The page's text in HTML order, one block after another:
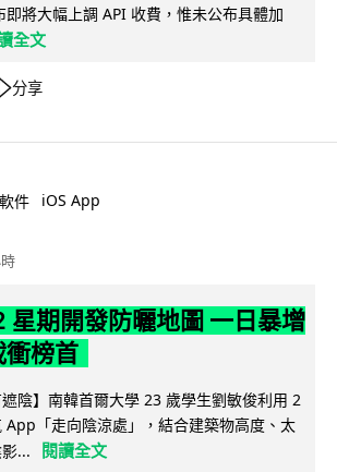
即將大幅上調 API 收費，惟未公布具體加
全文
分享
件 iOS App
星期開發防曬地圖 一日暴增
衝榜首
遮陰】南韓首爾大學 23 歲學生劉敏俊利用 2
App「走向陰涼處」，結合建築物高度、太
...
閱讀全文